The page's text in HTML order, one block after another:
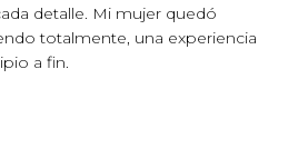
detalle. Mi mujer quedó
totalmente, una experiencia
a fin.